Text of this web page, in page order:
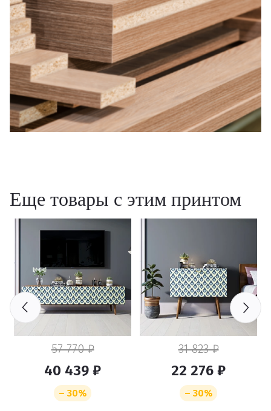
Еще товары с этим принтом
57 770 ₽
40 439 ₽
– 30%
31 823 ₽
22 276 ₽
– 30%